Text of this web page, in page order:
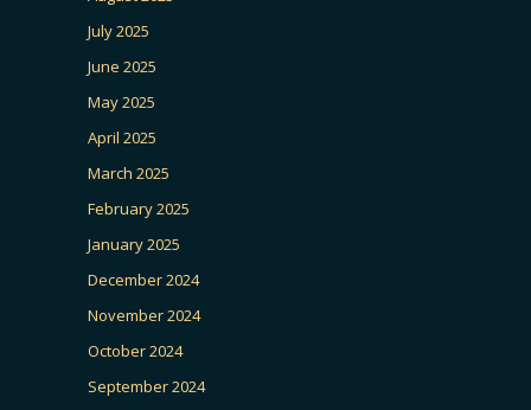
July 2025
June 2025
May 2025
April 2025
March 2025
February 2025
January 2025
December 2024
November 2024
October 2024
September 2024